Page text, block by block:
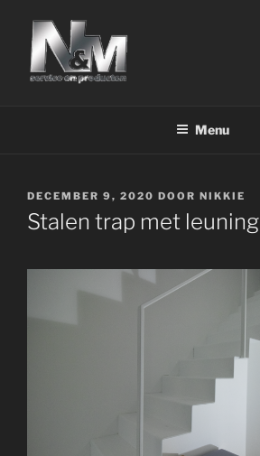
inhoud
Menu
GEPLAATST
OP
DECEMBER 9, 2020 DOOR NIKKIE
Stalen trap met leuning